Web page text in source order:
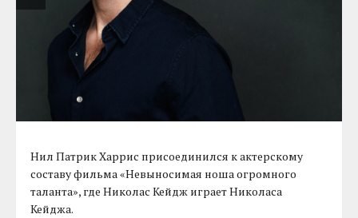
Нил Патрик Харрис присоединился к актерскому
составу фильма «Невыносимая ноша огромного
таланта», где Николас Кейдж играет Николаса
Кейджа.